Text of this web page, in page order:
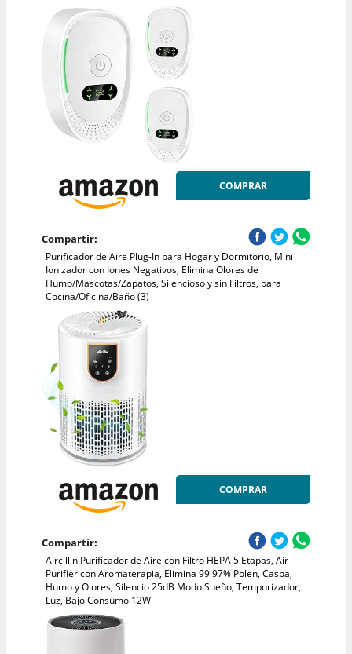
COMPRAR
Compartir:
Purificador de Aire Plug-In para Hogar y Dormitorio, Mini
Ionizador con Iones Negativos, Elimina Olores de
Humo/Mascotas/Zapatos, Silencioso y sin Filtros, para
Cocina/Oficina/Baño (3)
COMPRAR
Compartir:
Aircillin Purificador de Aire con Filtro HEPA 5 Etapas, Air
Purifier con Aromaterapia, Elimina 99.97% Polen, Caspa,
Humo y Olores, Silencio 25dB Modo Sueño, Temporizador,
Luz, Bajo Consumo 12W